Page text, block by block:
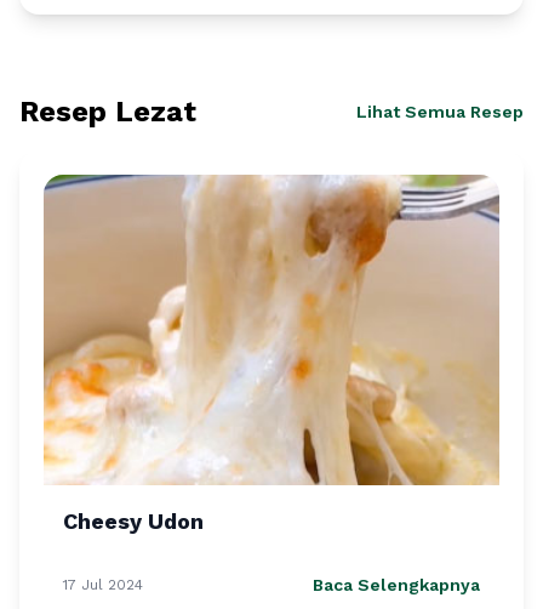
Resep Lezat Lihat Semua Resep
Cheesy Udon
17 Jul 2024 Baca Selengkapnya